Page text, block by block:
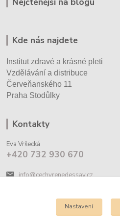
Kde nás najdete
Institut zdravé a krásné pleti
Vzdělávání a distribuce
Červeňanského 11
Praha Stodůlky
Kontakty
Eva Vršecká
+420 732 930 670
info@cechyrenedessay.cz
Nastavení